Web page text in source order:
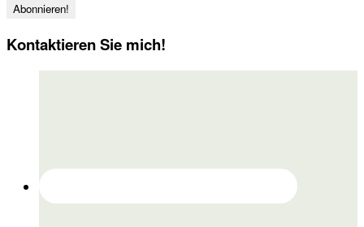
Kontaktieren Sie mich!